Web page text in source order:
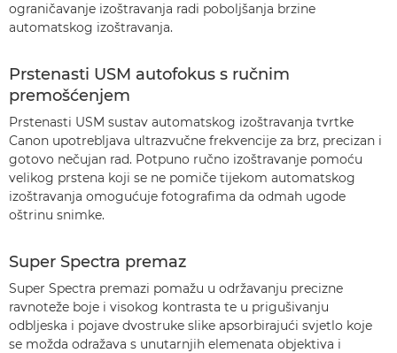
ograničavanje izoštravanja radi poboljšanja brzine
automatskog izoštravanja.
Prstenasti USM autofokus s ručnim
premošćenjem
Prstenasti USM sustav automatskog izoštravanja tvrtke
Canon upotrebljava ultrazvučne frekvencije za brz, precizan i
gotovo nečujan rad. Potpuno ručno izoštravanje pomoću
velikog prstena koji se ne pomiče tijekom automatskog
izoštravanja omogućuje fotografima da odmah ugode
oštrinu snimke.
Super Spectra premaz
Super Spectra premazi pomažu u održavanju precizne
ravnoteže boje i visokog kontrasta te u prigušivanju
odbljeska i pojave dvostruke slike apsorbirajući svjetlo koje
se možda odražava s unutarnjih elemenata objektiva i